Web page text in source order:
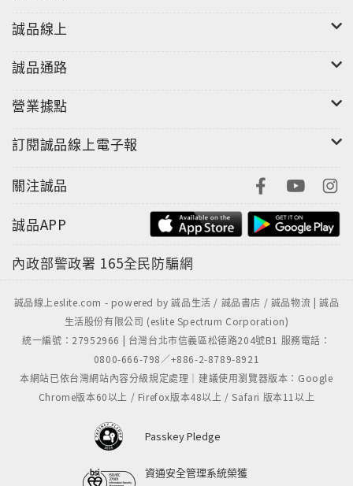
誠品線上
誠品通路
營業據點
訂閱誠品線上電子報
關注誠品
誠品APP
內政部警政署 165全民防騙網
誠品線上eslite.com - powered by 誠品生活 / 誠品書店 / 誠品物流 | 誠品
生活股份有限公司 (eslite Spectrum Corporation)
統一編號：27952966 | 台灣台北市信義區松德路204號B1 服務電話：
0800-666-798／+886-2-8789-8921
本網站已依台灣網站內容分級規定處理｜建議使用瀏覽器版本：Google
Chrome版本60以上 / Firefox版本48以上 / Safari 版本11以上
Passkey Pledge
資通安全管理系統榮獲